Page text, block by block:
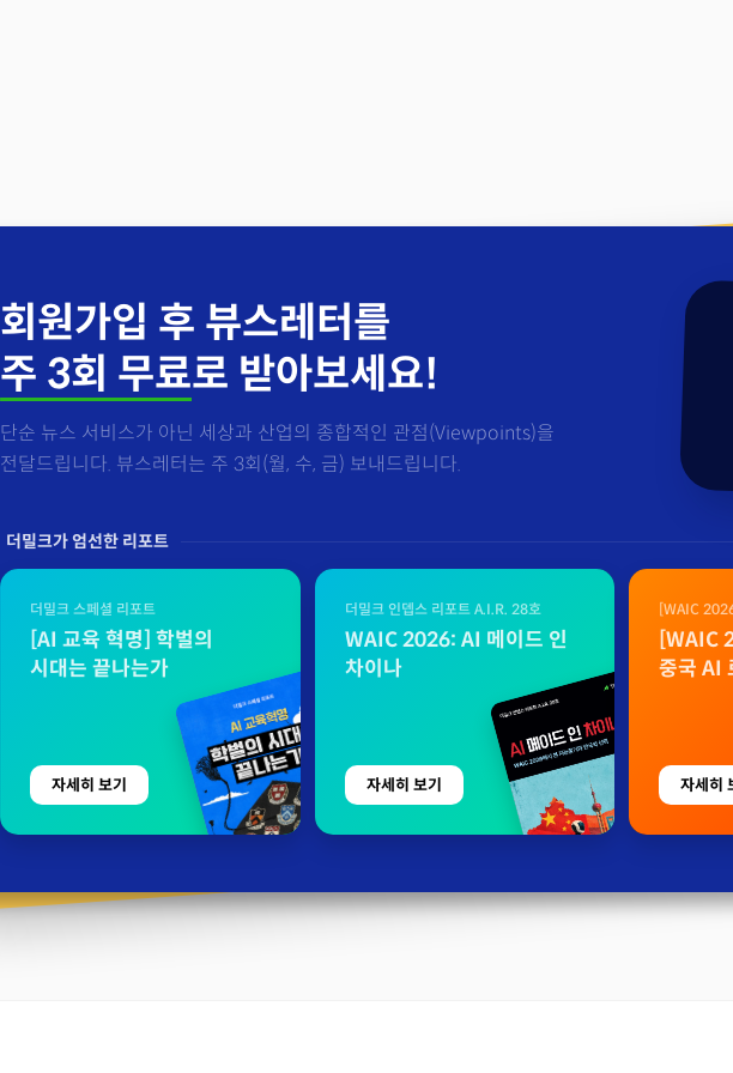
회원가입 후 뷰스레터를
주 3회 무료로 받아보세요!
단순 뉴스 서비스가 아닌 세상과 산업의 종합적인 관점(Viewpoints)을
전달드립니다. 뷰스레터는 주 3회(월, 수, 금) 보내드립니다.
더밀크가 엄선한 리포트
더밀크 스페셜 리포트
[AI 교육 혁명] 학벌의
시대는 끝나는가
자세히 보기
더밀크 인뎁스 리포트 A.I.R. 28호
WAIC 2026: AI 메이드 인
차이나
자세히 보기
[WAIC
자료
[WAIC
중국 AI
자세히